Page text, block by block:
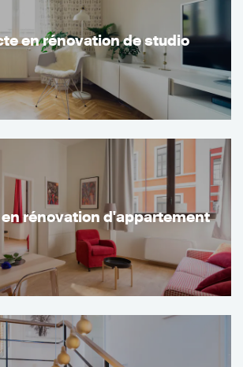
en rénovation de studio
rénovation d'appartement